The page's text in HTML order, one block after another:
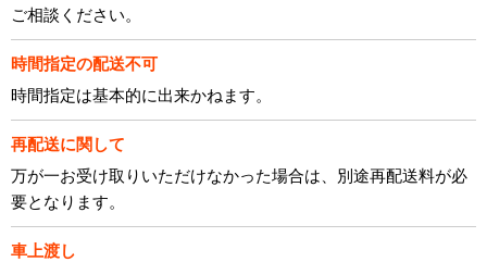
ご相談ください。
時間指定の配送不可
時間指定は基本的に出来かねます。
再配送に関して
万が一お受け取りいただけなかった場合は、別途再配送料が必
要となります。
車上渡し